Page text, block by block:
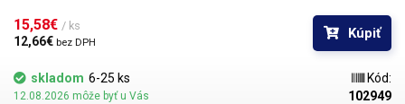
USB samica Vzájomným spojením dvoch redukcií potom možno docieliť
akékoľvek možné kombinácie medzi týmito konektormi.
15,58€ / ks
12,66€ bez DPH
Kúpiť
skladom 6-25 ks
12.08.2026 môže byť u Vás
Kód:
102949